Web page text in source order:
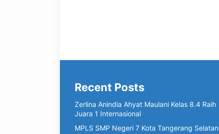
Recent Posts
Zerlina Anindia Ahyat Maulani Kelas 8.4 Raih
Juara 1 Internasional
MPLS SMP Negeri 7 Kota Tangerang Selatan